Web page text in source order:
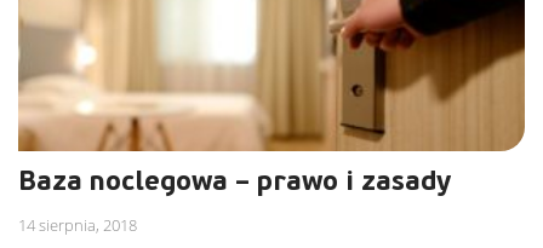
Baza noclegowa – prawo i zasady
14 sierpnia, 2018